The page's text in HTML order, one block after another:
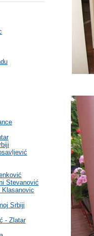
Stevanović
Klasanovic
Srbiji
- Zlatar